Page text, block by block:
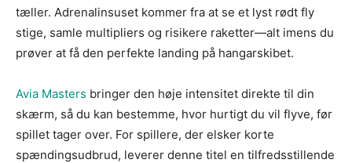
tæller. Adrenalinsuset kommer fra at se et lyst rødt fly
stige, samle multipliers og risikere raketter—alt imens du
prøver at få den perfekte landing på hangarskibet.
Avia Masters bringer den høje intensitet direkte til din
skærm, så du kan bestemme, hvor hurtigt du vil flyve, før
spillet tager over. For spillere, der elsker korte
spændingsudbrud, leverer denne titel en tilfredsstillende